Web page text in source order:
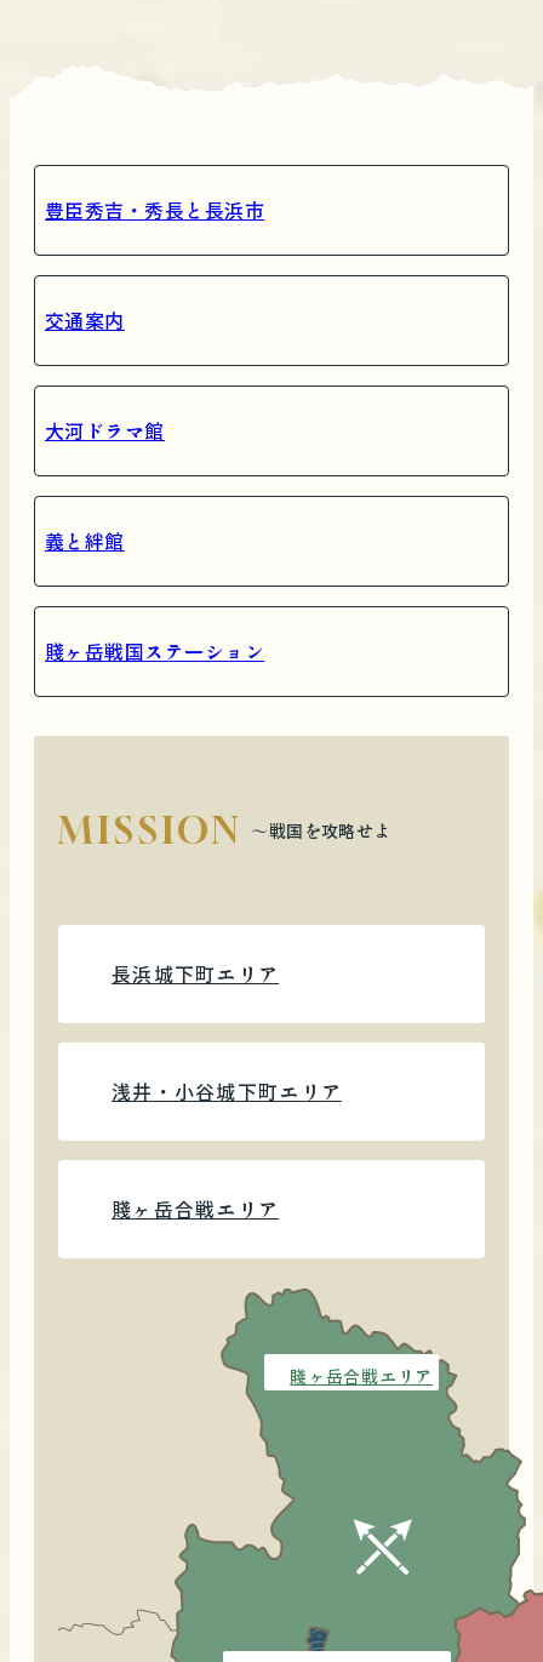
豊臣秀吉・秀長と長浜市
交通案内
大河ドラマ館
義と絆館
賤ヶ岳戦国ステーション
MISSION 〜戦国を攻略せよ
長浜城下町エリア
浅井・小谷城下町エリア
賤ヶ岳合戦エリア
賤ヶ岳合戦エリア